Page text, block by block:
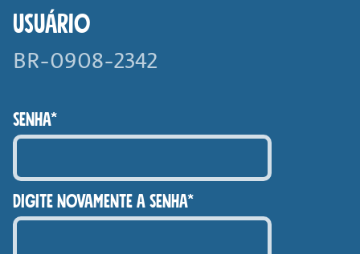
USUÁRIO
SENHA*
DIGITE NOVAMENTE A SENHA*